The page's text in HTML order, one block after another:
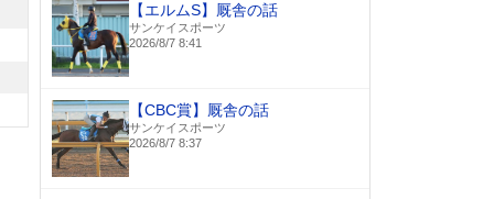
【エルムS】厩舎の話
サンケイスポーツ
2026/8/7 8:41
【CBC賞】厩舎の話
サンケイスポーツ
2026/8/7 8:37